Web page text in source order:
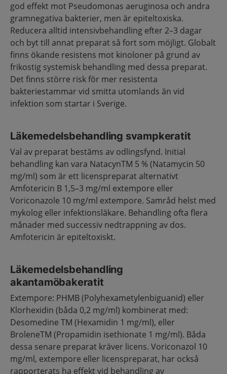
god effekt mot Pseudomonas aeruginosa och andra
gramnegativa bakterier, men är epiteltoxiska.
Reducera alltid intensivbehandling efter 2–3 dagar
och byt till annat preparat så fort som möjligt. Globalt
finns ökande resistens mot kinoloner på grund av
frikostig systemisk behandling med dessa preparat.
Det finns större risk för mer resistenta
bakteriestammar vid smitta utomlands än vid
infektion som startar i Sverige.
Läkemedelsbehandling svampkeratit
Val av preparat bestäms av odlingsfynd. Initial
behandling kan vara NatacynTM 5 % (Natamycin 50
mg/ml) som är ett licenspreparat alternativt
Amfotericin B 1,5–3 mg/ml extempore eller
Voriconazole 10 mg/ml extempore. Samråd helst med
mykolog eller infektionsläkare. Behandling ofta flera
månader med successiv nedtrappning av dos.
Amfotericin är epiteltoxiskt.
Läkemedelsbehandling
akantamöbakeratit
Extempore: PHMB (Polyhexametylenbiguanid) eller
Klorhexidin (båda 0,2 mg/ml) kombinerat med:
Desomedine TM (Hexamidin 1 mg/ml), eller
BroleneTM (Propamidin isethionate 1 mg/ml). Båda
dessa senare preparat kräver licens. Voriconazol 10
mg/ml, extempore eller licenspreparat, har också
rapporterats ha effekt vid behandling av